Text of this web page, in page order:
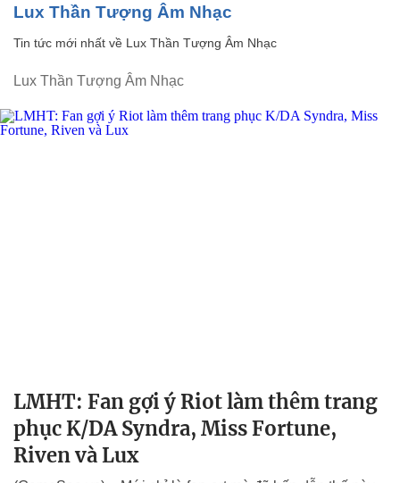
Lux Thần Tượng Âm Nhạc
Tin tức mới nhất về Lux Thần Tượng Âm Nhạc
Lux Thần Tượng Âm Nhạc
LMHT: Fan gợi ý Riot làm thêm trang
phục K/DA Syndra, Miss Fortune,
Riven và Lux